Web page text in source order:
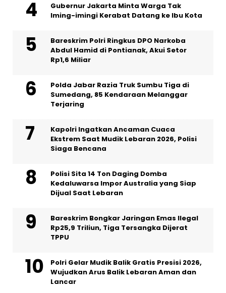
Gubernur Jakarta Minta Warga Tak
Iming-imingi Kerabat Datang ke Ibu Kota
Bareskrim Polri Ringkus DPO Narkoba
Abdul Hamid di Pontianak, Akui Setor
Rp1,6 Miliar
Polda Jabar Razia Truk Sumbu Tiga di
Sumedang, 85 Kendaraan Melanggar
Terjaring
Kapolri Ingatkan Ancaman Cuaca
Ekstrem Saat Mudik Lebaran 2026, Polisi
Siaga Bencana
Polisi Sita 14 Ton Daging Domba
Kedaluwarsa Impor Australia yang Siap
Dijual Saat Lebaran
Bareskrim Bongkar Jaringan Emas Ilegal
Rp25,9 Triliun, Tiga Tersangka Dijerat
TPPU
Polri Gelar Mudik Balik Gratis Presisi 2026,
Wujudkan Arus Balik Lebaran Aman dan
Lancar